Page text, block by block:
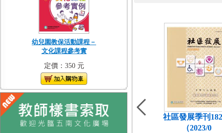
幼兒園教保活動課程－
文化課程參考實
定價：350 元
社區發展季刊
（2023/0